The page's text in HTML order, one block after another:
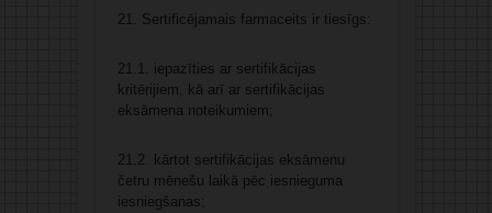
21. Sertificējamais farmaceits ir tiesīgs:
21.1. iepazīties ar sertifikācijas
kritērijiem, kā arī ar sertifikācijas
eksāmena noteikumiem;
21.2. kārtot sertifikācijas eksāmenu
četru mēnešu laikā pēc iesnieguma
iesniegšanas;